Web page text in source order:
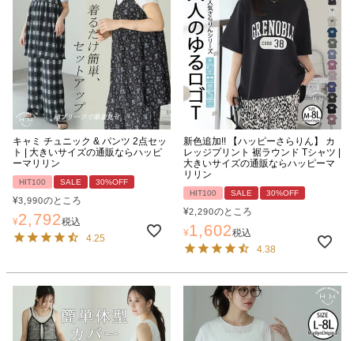
キャミ チュニック & パンツ 2点セッ
ト | 大きいサイズの通販ならハッピ
ーマリリン
HIT100 SALE 30%OFF
¥3,990のところ
¥2,792税込
4.25
新色追加!! 【ハッピーさらりん】 カ
レッジプリント 裾ラウンド Tシャツ |
大きいサイズの通販ならハッピーマ
リリン
HIT100 SALE 30%OFF
¥2,290のところ
¥1,602税込
4.38